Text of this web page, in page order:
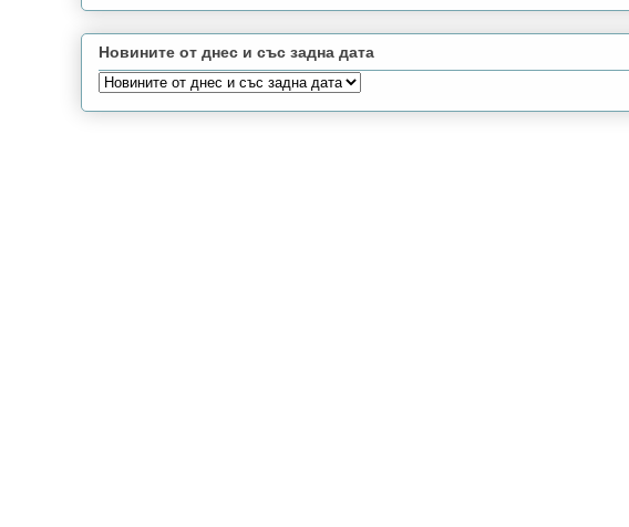
Новините от днес и със задна дата